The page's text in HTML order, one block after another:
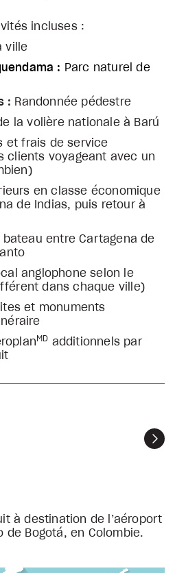
incluses :
ville
: Parc naturel de
: Randonnée pédestre
la volière nationale à Barú
et frais de service
clients voyageant avec un
en classe économique
de Indias, puis retour à
bateau entre Cartagena de
anglophone selon le
dans chaque ville)
et monuments
MD additionnels par
à destination de l’aéroport
de Bogotá, en Colombie.